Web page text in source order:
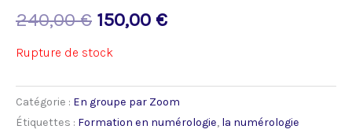
240,00€ 150,00 €
Rupture de stock
Catégorie : En groupe par Zoom
Étiquettes : Formation en numérologie, la numérologie